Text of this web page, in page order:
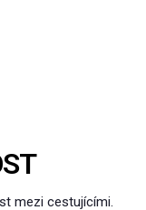
mezi cestujícími.